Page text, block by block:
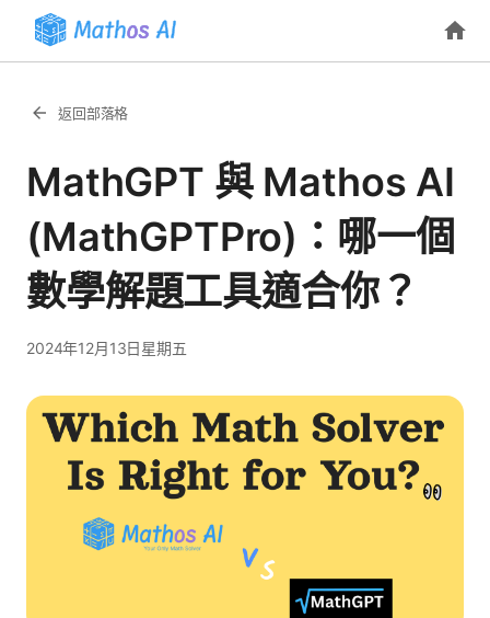
返回部落格
MathGPT 與 Mathos AI
(MathGPTPro)：哪一個
數學解題工具適合你？
2024年12月13日星期五